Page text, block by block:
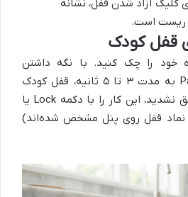
آزاد شدن قفل، نشانه
ریست است.
خود را چک کنید. با نگه داشتن
دکمه‌های Start یا Pause به مدت ۳ تا ۵ ثانیه، قفل کودک
غیرفعال می‌شود. اگر موفق نشدید، این کار را با دکمه Lock یا
نماد قفل روی پنل مشخص شده‌اند)